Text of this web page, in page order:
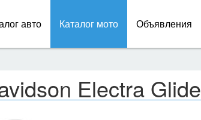
авто Каталог мото Объявления
Electra Glide